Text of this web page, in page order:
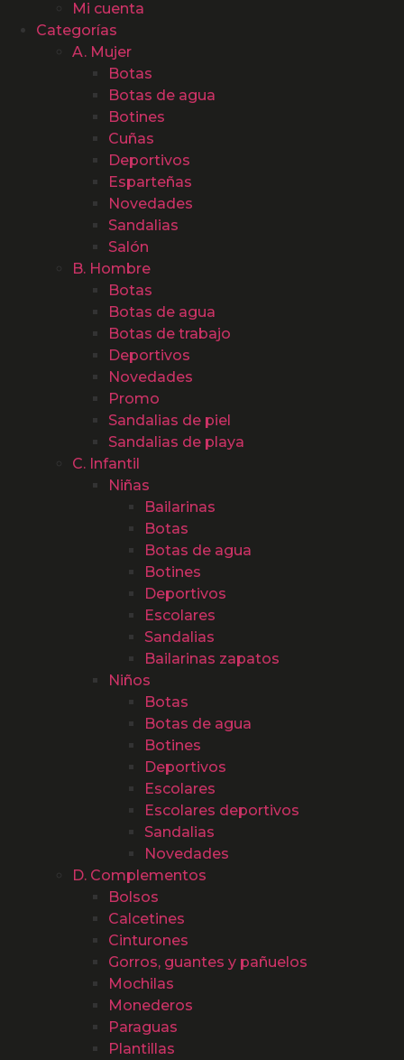
Mi cuenta
Categorías
A. Mujer
Botas
Botas de agua
Botines
Cuñas
Deportivos
Esparteñas
Novedades
Sandalias
Salón
B. Hombre
Botas
Botas de agua
Botas de trabajo
Deportivos
Novedades
Promo
Sandalias de piel
Sandalias de playa
C. Infantil
Niñas
Bailarinas
Botas
Botas de agua
Botines
Deportivos
Escolares
Sandalias
Bailarinas zapatos
Niños
Botas
Botas de agua
Botines
Deportivos
Escolares
Escolares deportivos
Sandalias
Novedades
D. Complementos
Bolsos
Calcetines
Cinturones
Gorros, guantes y pañuelos
Mochilas
Monederos
Paraguas
Plantillas